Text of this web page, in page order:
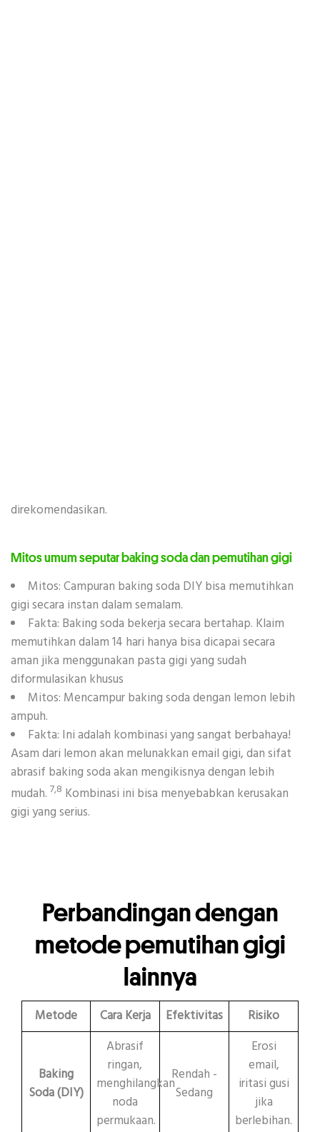
direkomendasikan.
Mitos umum seputar baking soda dan pemutihan gigi
Mitos: Campuran baking soda DIY bisa memutihkan
gigi secara instan dalam semalam.
Fakta: Baking soda bekerja secara bertahap. Klaim
memutihkan dalam 14 hari hanya bisa dicapai secara
aman jika menggunakan pasta gigi yang sudah
diformulasikan khusus
Mitos: Mencampur baking soda dengan lemon lebih
ampuh.
Fakta: Ini adalah kombinasi yang sangat berbahaya!
Asam dari lemon akan melunakkan email gigi, dan sifat
abrasif baking soda akan mengikisnya dengan lebih
mudah. 7,8 Kombinasi ini bisa menyebabkan kerusakan
gigi yang serius.
Perbandingan dengan
metode pemutihan gigi
lainnya
Metode Cara Kerja Efektivitas Risiko
Baking
Soda (DIY)
Abrasif
ringan,
menghilangkan
noda
permukaan.
Rendah -
Sedang
Erosi
email,
iritasi gusi
jika
berlebihan.